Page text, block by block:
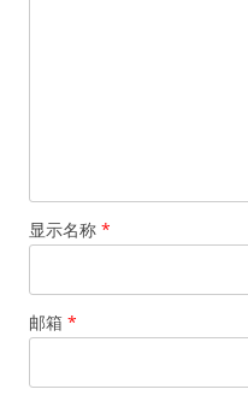
显示名称 *
邮箱 *